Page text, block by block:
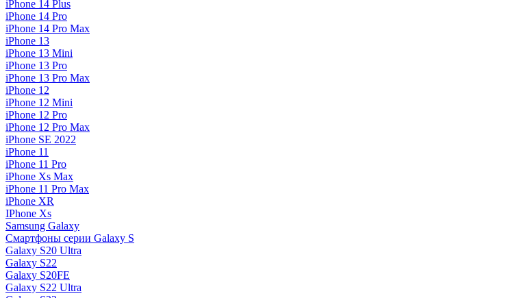
iPhone 14 Plus
iPhone 14 Pro
iPhone 14 Pro Max
iPhone 13
iPhone 13 Mini
iPhone 13 Pro
iPhone 13 Pro Max
iPhone 12
iPhone 12 Mini
iPhone 12 Pro
iPhone 12 Pro Max
iPhone SE 2022
iPhone 11
iPhone 11 Pro
iPhone Xs Max
iPhone 11 Pro Max
iPhone XR
IPhone Xs
Samsung Galaxy
Смартфоны серии Galaxy S
Galaxy S20 Ultra
Galaxy S22
Galaxy S20FE
Galaxy S22 Ultra